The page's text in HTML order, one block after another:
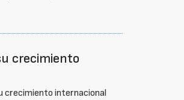
crecimiento
crecimiento internacional